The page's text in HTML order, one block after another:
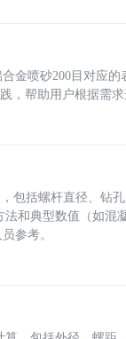
金喷砂200目对应
，帮助用户根据需求
包括螺杆直径、钻
和典型数值（如混
参考。